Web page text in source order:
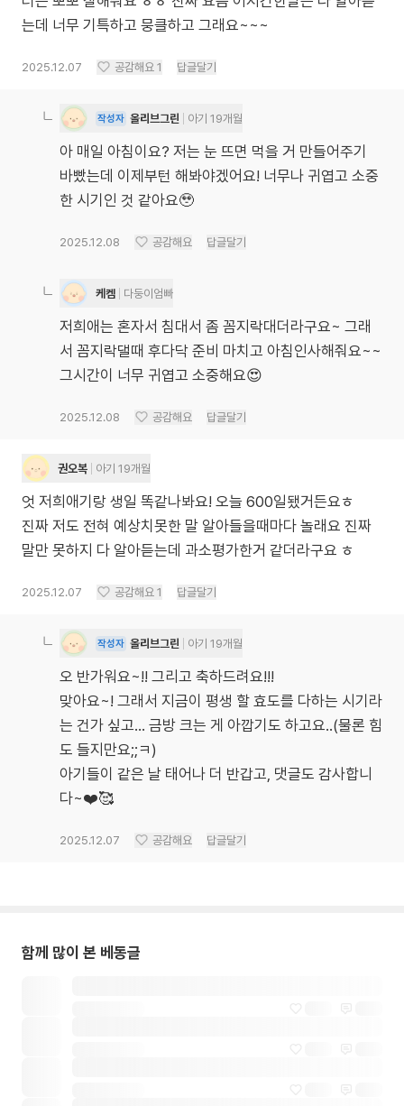
는데 너무 기특하고 뭉클하고 그래요~~~
2025.12.07 공감해요 1 답글달기
작성자 올리브그린 아기 19개월
아 매일 아침이요? 저는 눈 뜨면 먹을 거 만들어주기
바빴는데 이제부턴 해봐야겠어요! 너무나 귀엽고 소중
한 시기인 것 같아요🥹
2025.12.08 공감해요 답글달기
케켐 다둥이엄빠
저희애는 혼자서 침대서 좀 꼼지락대더라구요~ 그래
서 꼼지락댈때 후다닥 준비 마치고 아침인사해줘요~~
그시간이 너무 귀엽고 소중해요😍
2025.12.08 공감해요 답글달기
권오복 아기 19개월
엇 저희애기랑 생일 똑같나봐요! 오늘 600일됐거든요ㅎ
진짜 저도 전혀 예상치못한 말 알아들을때마다 놀래요 진짜
말만 못하지 다 알아듣는데 과소평가한거 같더라구요 ㅎ
2025.12.07 공감해요 1 답글달기
작성자 올리브그린 아기 19개월
오 반가워요~!! 그리고 축하드려요!!!
맞아요~! 그래서 지금이 평생 할 효도를 다하는 시기라
는 건가 싶고... 금방 크는 게 아깝기도 하고요..(물론 힘
도 들지만요;;ㅋ)
아기들이 같은 날 태어나 더 반갑고, 댓글도 감사합니
다~❤️🥰
2025.12.07 공감해요 답글달기
함께 많이 본 베동글